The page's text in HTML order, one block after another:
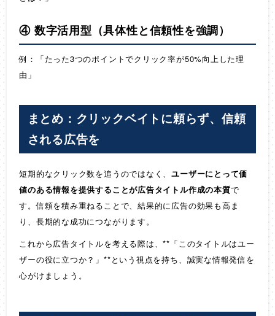
④ 数字活用型（具体性と信頼性を強調）
例：「たった3つのポイントでクリック率が50%向上した理
由」
まとめ：クリックベイトに頼らず、信頼
される広告を
短期的なクリック数を追うのではなく、ユーザーにとって価
値のある情報を提供することが広告タイトル作成の本質で
す。信頼を積み重ねることで、結果的に広告の効果も高ま
り、長期的な成功につながります。
これから広告タイトルを考える際は、**「このタイトルはユー
ザーの役に立つか？」**という視点を持ち、誠実な情報発信を
心がけましょう。